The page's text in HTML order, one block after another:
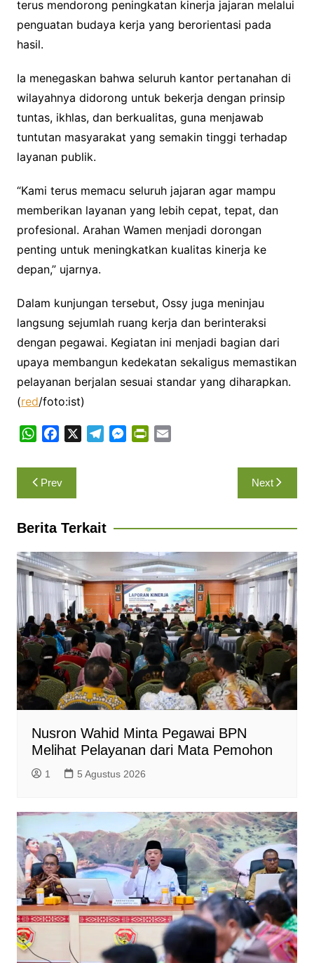
terus mendorong peningkatan kinerja jajaran melalui
penguatan budaya kerja yang berorientasi pada
hasil.
Ia menegaskan bahwa seluruh kantor pertanahan di
wilayahnya didorong untuk bekerja dengan prinsip
tuntas, ikhlas, dan berkualitas, guna menjawab
tuntutan masyarakat yang semakin tinggi terhadap
layanan publik.
“Kami terus memacu seluruh jajaran agar mampu
memberikan layanan yang lebih cepat, tepat, dan
profesional. Arahan Wamen menjadi dorongan
penting untuk meningkatkan kualitas kinerja ke
depan,” ujarnya.
Dalam kunjungan tersebut, Ossy juga meninjau
langsung sejumlah ruang kerja dan berinteraksi
dengan pegawai. Kegiatan ini menjadi bagian dari
upaya membangun kedekatan sekaligus memastikan
pelayanan berjalan sesuai standar yang diharapkan.
(red/foto:ist)
W
a
t
s
p
p
c
e
b
o
k
a
m
M
e
r
i
e
n
d
l
y
Navigasi
pos
Prev Next
Berita Terkait
Nusron Wahid Minta Pegawai BPN
Melihat Pelayanan dari Mata Pemohon
1 5 Agustus 2026